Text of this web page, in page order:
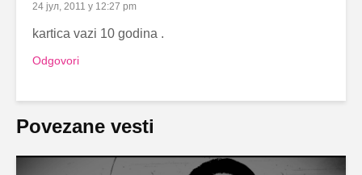
24 јул, 2011 у 12:27 pm
kartica vazi 10 godina .
Odgovori
Povezane vesti